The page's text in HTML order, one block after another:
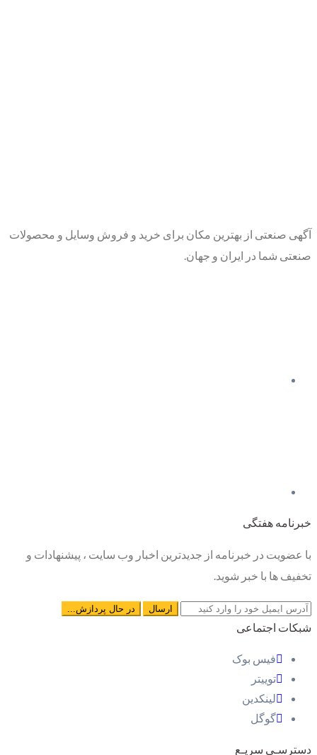
آگهی صنعتی از بهترین مکان برای خرید و فروش وسایل و محصولات
صنعتی شما در ایران و جهان.
خبرنامه هفتگی
با عضویت در خبرنامه از جدیدترین اخبار وب سایت ، پیشنهادات و
تخفیف ها با خبر شوید.
شبکات اجتماعی
فیس بوک
توییتر
لینکدین
گوگل
دسترسـی سریـع